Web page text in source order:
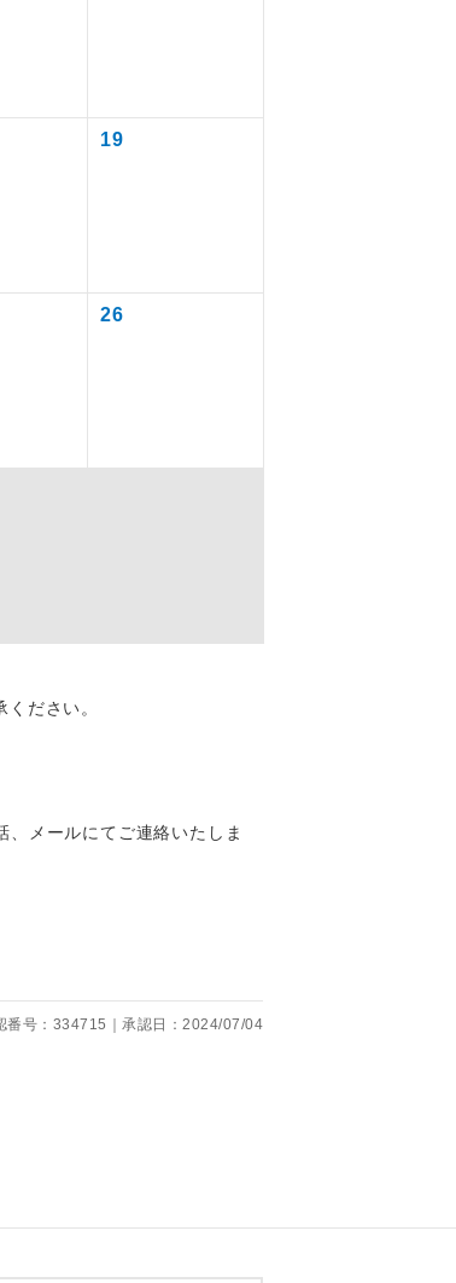
19
26
ださい。
メールにてご連絡いたしま
番号：334715｜承認日：2024/07/04